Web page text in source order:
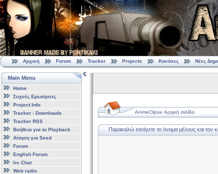
Αρχική Forum Tracker Projects Κανόνες Νέες
Main Menu
Home
Συχνές Ερωτήσεις
Project Info
Tracker - Downloads
Tracker RSS
Βοήθεια για το Playback
Αίτηση για Seed
Forum
English Forum
Irc Chat
Web radio
AnimeClipse Αρχική σελίδα
Παρακαλώ εισάγετε το όνομα μέλους και τον